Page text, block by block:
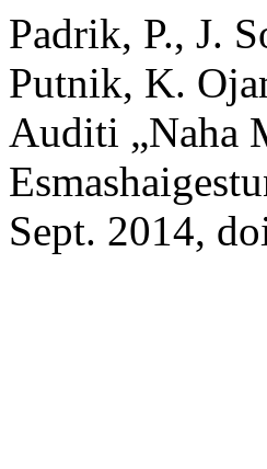
Padrik, P., J.
Putnik, K.
Auditi „Naha
Sept. 2014,